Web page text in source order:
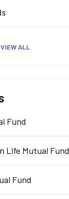
VIEW ALL
Fund
Life Mutual Fund
Fund